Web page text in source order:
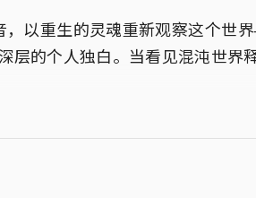
，以重生的灵魂重新观察这­个世
层的个人独白。当看见混沌世界